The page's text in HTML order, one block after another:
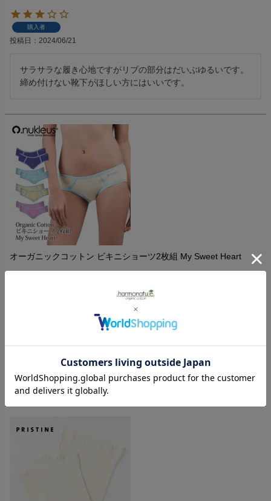
購入者
投稿日 2024/06/21
サラサラな履き心地ですがリブの部分はだいぶゆるいです。
締め付けない靴下がほしい方にはいいです。
オーガニックコットン ビキニショーツ2枚組 My Sweet Heart
前はあまりスタイリッシュさを期待するとちょっと違うかん
じかと思いましたが、履くとスタイリッシュです。立体的で
体にフィットします。